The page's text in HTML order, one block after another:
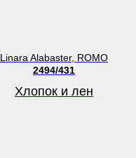
Linara Alabaster, ROMO
2494/431
Хлопок и лен